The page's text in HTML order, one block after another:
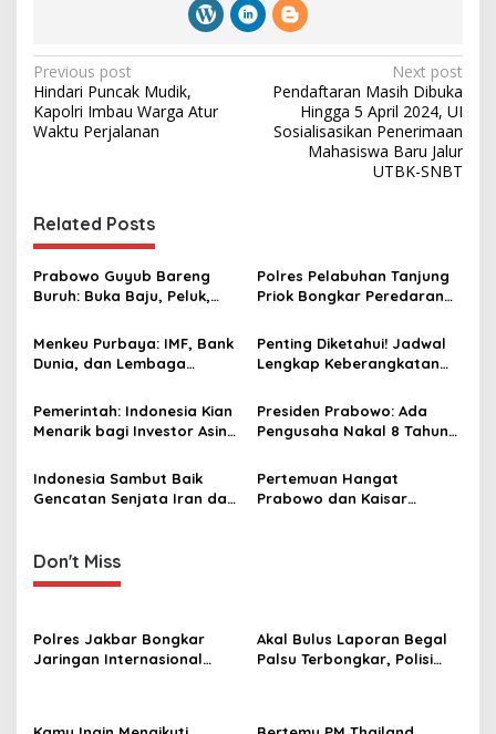
P
o
s
a
v
i
a
i
n
Previous post
Hindari Puncak Mudik,
Kapolri Imbau Warga Atur
Waktu Perjalanan
Next post
Pendaftaran Masih Dibuka
Hingga 5 April 2024, UI
Sosialisasikan Penerimaan
Mahasiswa Baru Jalur
UTBK-SNBT
Related Posts
Prabowo Guyub Bareng
Buruh: Buka Baju, Peluk,
Polres Pelabuhan Tanjung
Priok Bongkar Peredaran
Warakas Jakut
Menkeu Purbaya: IMF, Bank
Dunia, dan Lembaga
Kebijakan Fiskal Indonesia
Penting Diketahui! Jadwal
Lengkap Keberangkatan
Pemerintah: Indonesia Kian
Menarik bagi Investor Asing
Stabilitas Jadi Keunggulan
Presiden Prabowo: Ada
Pengusaha Nakal 8 Tahun
Pidanakan!
Indonesia Sambut Baik
Gencatan Senjata Iran dan
Pertemuan Hangat
Prabowo dan Kaisar
Don't Miss
Polres Jakbar Bongkar
Jaringan Internasional
Akal Bulus Laporan Begal
Palsu Terbongkar, Polisi